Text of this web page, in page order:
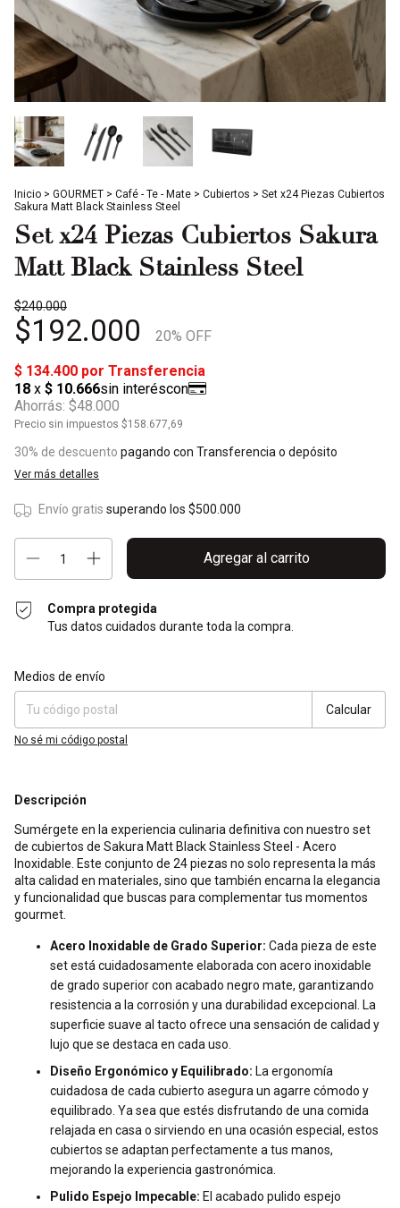
Inicio > GOURMET > Café - Te - Mate > Cubiertos > Set x24 Piezas Cubiertos
Sakura Matt Black Stainless Steel
Set x24 Piezas Cubiertos Sakura
Matt Black Stainless Steel
$240.000
$192.000 20% OFF
Ahorrás: $48.000
Precio sin impuestos $158.677,69
30% de descuento pagando con Transferencia o depósito
Ver más detalles
Envío gratis superando los $500.000
Compra protegida
Tus datos cuidados durante toda la compra.
Entregas para el CP:
Medios de envío
Calcular
No sé mi código postal
Descripción
Sumérgete en la experiencia culinaria definitiva con nuestro set
de cubiertos de Sakura Matt Black Stainless Steel - Acero
Inoxidable. Este conjunto de 24 piezas no solo representa la más
alta calidad en materiales, sino que también encarna la elegancia
y funcionalidad que buscas para complementar tus momentos
gourmet.
Acero Inoxidable de Grado Superior: Cada pieza de este
set está cuidadosamente elaborada con acero inoxidable
de grado superior con acabado negro mate, garantizando
resistencia a la corrosión y una durabilidad excepcional. La
superficie suave al tacto ofrece una sensación de calidad y
lujo que se destaca en cada uso.
Diseño Ergonómico y Equilibrado: La ergonomía
cuidadosa de cada cubierto asegura un agarre cómodo y
equilibrado. Ya sea que estés disfrutando de una comida
relajada en casa o sirviendo en una ocasión especial, estos
cubiertos se adaptan perfectamente a tus manos,
mejorando la experiencia gastronómica.
Pulido Espejo Impecable: El acabado pulido espejo